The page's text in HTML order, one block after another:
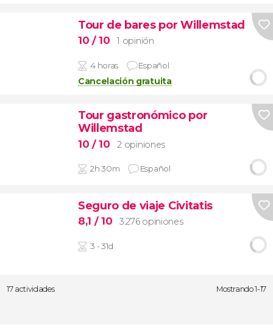
Tour de bares por Willemstad
10 / 10 1 opinión
4 horas Español
Cancelación gratuita
Tour gastronómico por
Willemstad
10 / 10 2 opiniones
2h 30m Español
Seguro de viaje Civitatis
8,1 / 10 3.276 opiniones
3 - 31d
17 actividades Mostrando 1-17